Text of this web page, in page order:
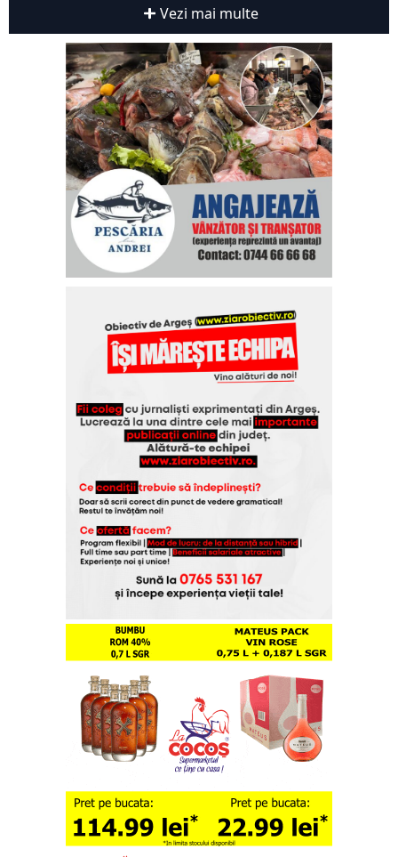
Vezi mai multe